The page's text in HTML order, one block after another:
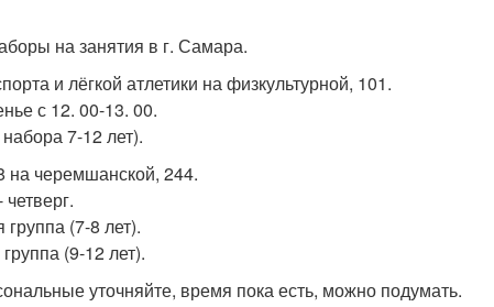
на занятия в г. Самара.
и лёгкой атлетики на физкультурной, 101.
с 12. 00-13. 00.
7-12 лет).
на черемшанской, 244.
(7-8 лет).
(9-12 лет).
уточняйте, время пока есть, можно подумать.